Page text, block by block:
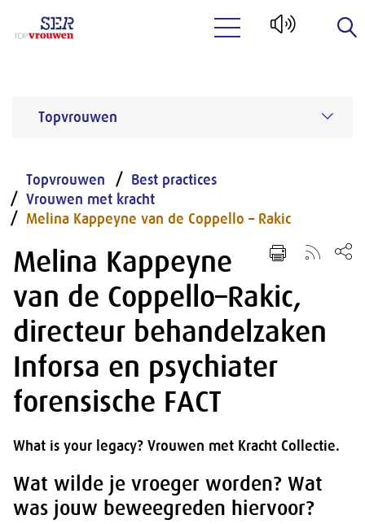
Topvrouwen
Topvrouwen
Best practices
Vrouwen met kracht
Melina Kappeyne van de Coppello – Rakic
Melina Kappeyne
van de Coppello–Rakic,
directeur behandelzaken
Inforsa en psychiater
forensische FACT
What is your legacy? Vrouwen met Kracht Collectie.
Wat wilde je vroeger worden? Wat
was jouw beweegreden hiervoor?